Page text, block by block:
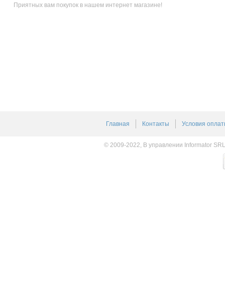
Приятных вам покупок в нашем интернет магазине!
Главная Контакты Условия
© 2009-2022, В управлении Informator SRL